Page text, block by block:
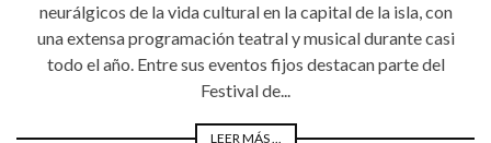
neurálgicos de la vida cultural en la capital de la isla, con
una extensa programación teatral y musical durante casi
todo el año. Entre sus eventos fijos destacan parte del
Festival de...
LEER MÁS ...